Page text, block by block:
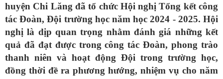
huyện Chi Lăng đã tổ chức Hội nghị Tổng kết công
tác Đoàn, Đội trường học năm học 2024 - 2025. Hội
nghị là dịp quan trọng nhằm đánh giá những kết
quả đã đạt được trong công tác Đoàn, phong trào
thanh niên và hoạt động Đội trong trường học,
đồng thời đề ra phương hướng, nhiệm vụ cho năm